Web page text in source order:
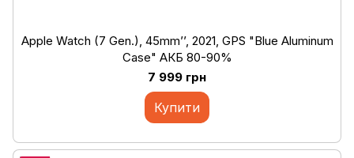
Apple Watch (7 Gen.), 45mm’’, 2021, GPS "Blue Aluminum
Case" АКБ 80-90%
7 999 грн
Купити